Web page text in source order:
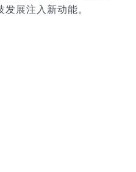
展注入新动能。